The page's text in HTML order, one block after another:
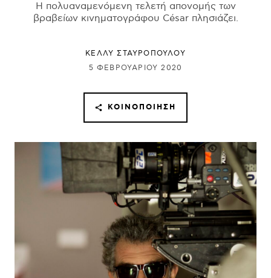
Η πολυαναμενόμενη τελετή απονομής των
βραβείων κινηματογράφου César πλησιάζει.
ΚΕΛΛΥ ΣΤΑΥΡΟΠΟΥΛΟΥ
5 ΦΕΒΡΟΥΑΡΊΟΥ 2020
ΚΟΙΝΟΠΟΊΗΣΗ